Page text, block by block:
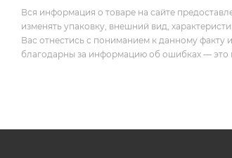
Вся информация о товаре на сайте
изменять упаковку, внешний вид,
Вас отнестись с пониманием к данному факту
благодарны за информацию об ошибках — это